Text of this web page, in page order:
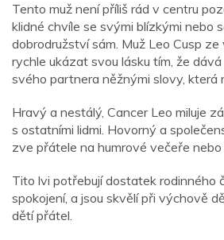
Tento muž není příliš rád v centru
klidné chvíle se svými blízkými nebo
dobrodružství sám. Muž Leo Cusp
rychle ukázat svou lásku tím, že
svého partnera něžnými slovy, která
Hravý a nestálý, Cancer Leo miluje
s ostatními lidmi. Hovorný a
zve přátele na humrové večeře
Tito lvi potřebují dostatek rodinného
spokojení, a jsou skvělí při výchově
dětí přátel.